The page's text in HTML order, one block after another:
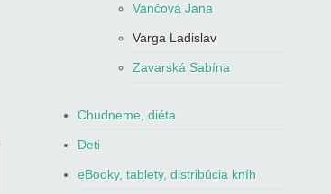
Vančová Jana
Varga Ladislav
Zavarská Sabína
Chudneme, diéta
Deti
eBooky, tablety, distribúcia kníh